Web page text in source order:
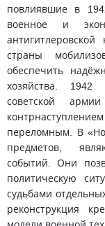
повлиявшие в
военное и
страны
обеспечить
хозяйства. 1942
советской
переломным. В
предметов,
событий. Они
политическую
судьбами
реконструкция